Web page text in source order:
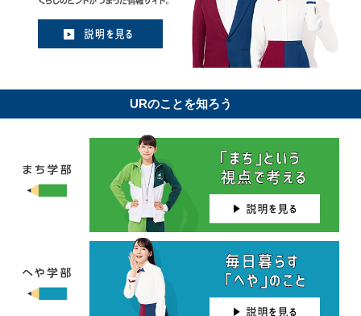
URのことを知ろう